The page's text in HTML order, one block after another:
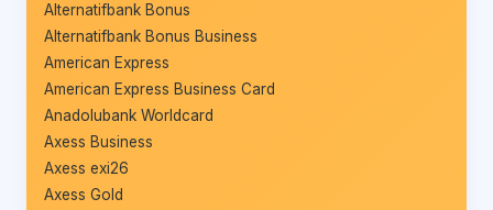
Alternatifbank Bonus
Alternatifbank Bonus Business
American Express
American Express Business Card
Anadolubank Worldcard
Axess Business
Axess exi26
Axess Gold